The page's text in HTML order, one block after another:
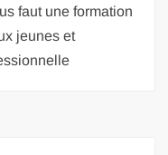
faut une formation
jeunes et